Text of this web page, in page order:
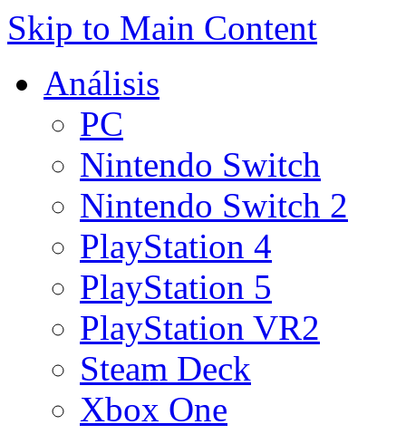
Skip to Main Content
Análisis
PC
Nintendo Switch
Nintendo Switch 2
PlayStation 4
PlayStation 5
PlayStation VR2
Steam Deck
Xbox One